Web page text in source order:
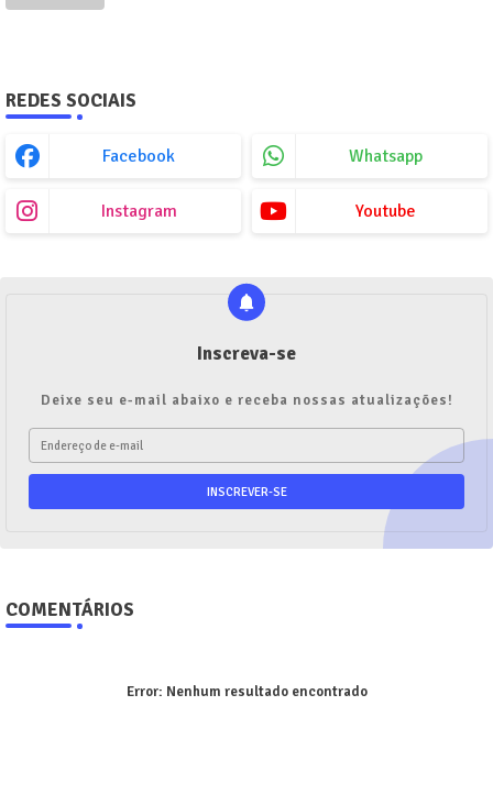
REDES SOCIAIS
Facebook Whatsapp
Instagram Youtube
Inscreva-se
Deixe seu e-mail abaixo e receba nossas atualizações!
COMENTÁRIOS
Error: Nenhum resultado encontrado